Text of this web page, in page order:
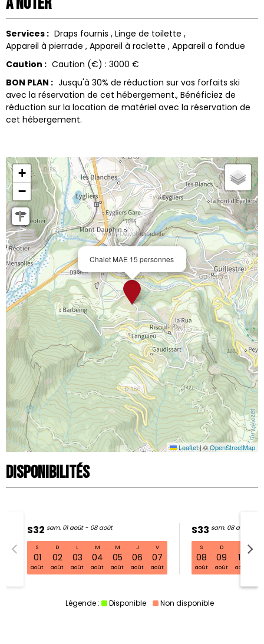
Services : Draps fournis Linge de toilette
Appareil à pierrade
Appareil à raclette
Appareil a fondue
Caution : Caution (€) : 3000 €
BON PLAN : Jusqu'à 30% de réduction sur vos forfaits ski
avec la réservation de cet hébergement. Bénéficiez de
réduction sur la location de matériel avec la réservation de
cet hébergement.
Chalet MAE 15 personnes
+
−
Leaflet |©OpenStreetMap
Disponibilités
S32 sam. 01 août - 08 août
S
01
août
D
02
août
L
03
août
M
04
août
M
05
août
J
06
août
V
07
août
S33 sam. 08 août - 15
S
08
août
D
09
août
10
août
S32 sam. 01 août - 08 août
Légende : Disponible Non disponible